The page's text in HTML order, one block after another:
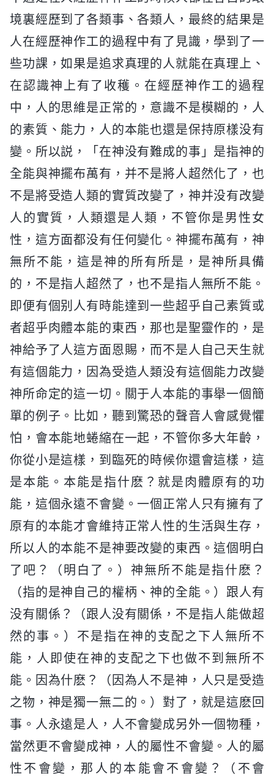
境裏經歷到了各類事、各類人，最終的結果是
人在經歷神作工的過程中有了見識，學到了一
些功課，如果是追求真理的人就能在真理上、
在認識神上有了收穫。在經歷神作工的過程
中，人的思維是正常的，意識不是模糊的，人
的素質、能力，人的本能也還是保持原樣没有
變。所以説，「在神没有難成的事」是指神的
全能與神擺布萬有，并不是將人超然化了，也
不是將受造人類的實質改變了，神并没有改變
人的實質，人類還是人類，不管你是男性女
性，這方面都没有任何變化。神擺布萬有，神
無所不能，這是神的所有所是，是神所具備
的，不是指人超然了，也不是指人無所不能。
即便有個别人有時能達到一些超乎自己素質或
者超乎肉體本能的東西，那也是聖靈作的，是
神給予了人這方面恩賜，而不是人自己天生就
有這個能力，因為受造人類没有這個能力改變
神所命定的這一切。關于人本能的事舉一個簡
單的例子。比如，聽到驚恐的聲音人會感覺懼
怕，會本能地蜷縮在一起，不管你多大年齡，
你從小是這樣，到臨死的時候你還會這樣，這
是本能。本能是指什麽？就是肉體原有的功
能，這個永遠不會變。一個正常人只有擁有了
原有的本能才會維持正常人性的生活與生存，
所以人的本能不是神要改變的東西。這個明白
了吧？（明白了。）神無所不能是指什麽？
（指的是神自己的權柄、神的全能。）跟人有
没有關係？（跟人没有關係，不是指人能做超
然的事。）不是指在神的支配之下人無所不
能，人即使在神的支配之下也做不到無所不
能。因為什麽？（因為人不是神，人只是受造
之物，神是獨一無二的。）對了，就是這麽回
事。人永遠是人，人不會變成另外一個物種，
當然更不會變成神，人的屬性不會變。人的屬
性不會變，那人的本能會不會變？（不會